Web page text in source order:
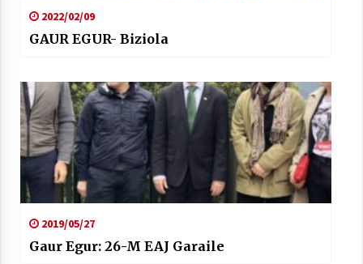
2022/02/09
GAUR EGUR- Biziola
2019/05/27
Gaur Egur: 26-M EAJ Garaile